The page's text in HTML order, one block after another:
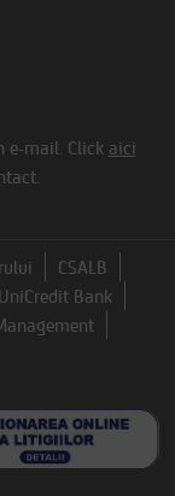
e-mail. Click aici
CSALB
UniCredit Bank